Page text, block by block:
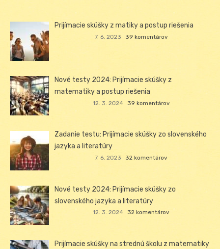
Prijímacie skúšky z matiky a postup riešenia
7. 6. 2023 39 komentárov
Nové testy 2024: Prijímacie skúšky z
matematiky a postup riešenia
12. 3. 2024 39 komentárov
Zadanie testu: Prijímacie skúšky zo slovenského
jazyka a literatúry
7. 6. 2023 32 komentárov
Nové testy 2024: Prijímacie skúšky zo
slovenského jazyka a literatúry
12. 3. 2024 32 komentárov
Prijímacie skúšky na strednú školu z matematiky